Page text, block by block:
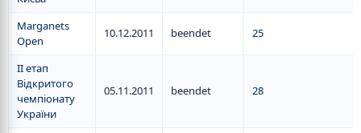
Marganets
Open
10.12.2011 beendet 25
II етап
Відкритого
чемпіонату
України
05.11.2011 beendet 28